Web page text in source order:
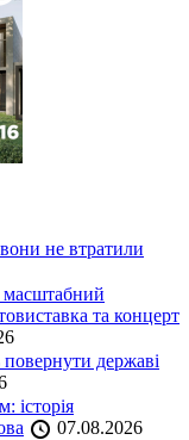
не втратили
масштабний
та концерт
державі
історія
07.08.2026